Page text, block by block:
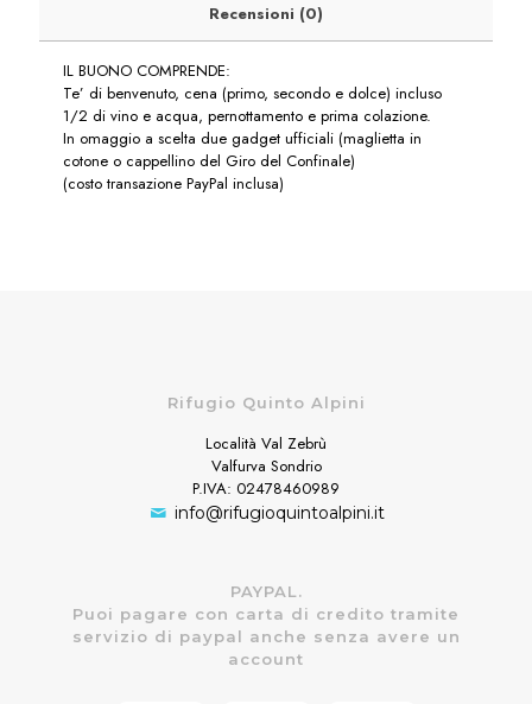
Recensioni (0)
IL BUONO COMPRENDE:
Te’ di benvenuto, cena (primo, secondo e dolce) incluso
1/2 di vino e acqua, pernottamento e prima colazione.
In omaggio a scelta due gadget ufficiali (maglietta in
cotone o cappellino del Giro del Confinale)
(costo transazione PayPal inclusa)
Rifugio Quinto Alpini
Località Val Zebrù
Valfurva Sondrio
P.IVA: 02478460989
info@rifugioquintoalpini.it
PAYPAL.
Puoi pagare con carta di credito tramite
servizio di paypal anche senza avere un
account